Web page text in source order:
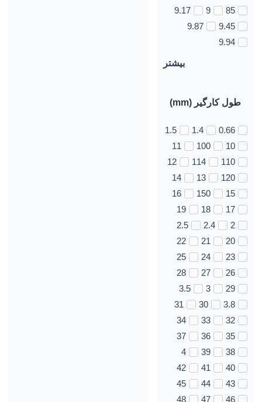
85
9
9.17
9.45
9.87
9.94
بیشتر
طول کارگیر (mm)
0.66
1.4
1.5
10
100
11
110
114
12
120
13
14
15
150
16
17
18
19
2
2.4
2.5
20
21
22
23
24
25
26
27
28
29
3
3.5
3.8
30
31
32
33
34
35
36
37
38
39
4
40
41
42
43
44
45
46
47
48